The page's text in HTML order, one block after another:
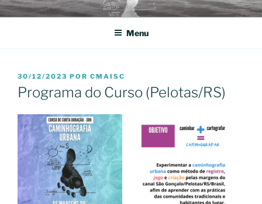
Pular
para
conteúdo
NOS CONFINS DA AMÉRICA
CAMINHOGRAFIAS URBANAS
Menu
PUBLICADO
EM
30/12/2023 POR CMAISC
Programa do Curso (Pelotas/RS)